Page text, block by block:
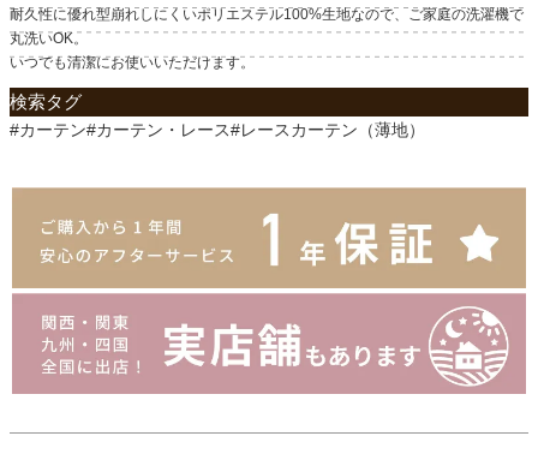
耐久性に優れ型崩れしにくいポリエステル100%生地なので、ご家庭の洗濯機で
丸洗いOK。
いつでも清潔にお使いいただけます。
検索タグ
#カーテン#カーテン・レース#レースカーテン（薄地）